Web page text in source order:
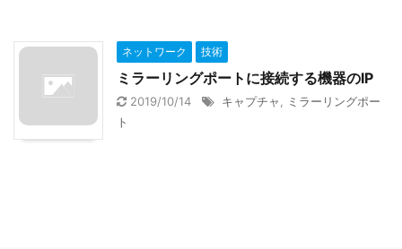
ネットワーク 技術
ミラーリングポートに接続する機器のIP
2019/10/14 キャプチャ
ミラーリングポー
ト